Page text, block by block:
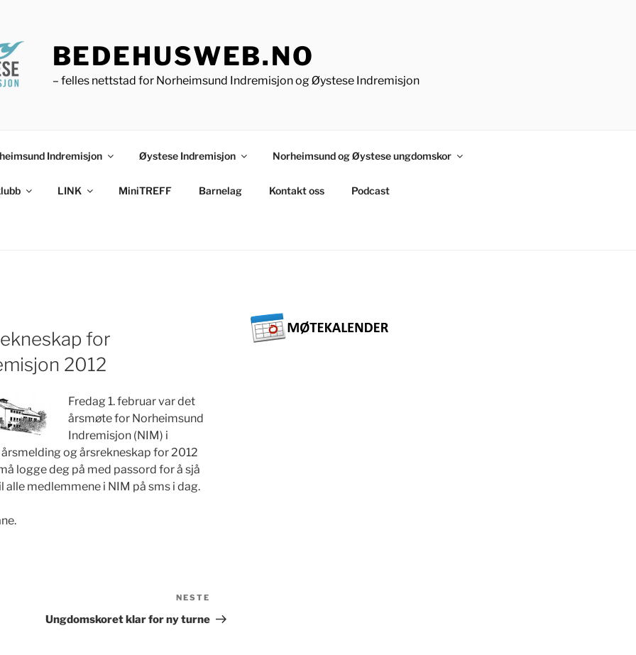
BEDEHUSWEB.NO
– felles nettstad for Norheimsund Indremisjon og Øystese Indremisjon
Indremisjon Øystese Indremisjon Norheimsund og Øystese ungdomskor
LINK MiniTREFF Barnelag Kontakt oss Podcast
for
2012
Fredag 1. februar var det
årsmøte for Norheimsund
Indremisjon (NIM) i
og årsrekneskap for 2012
logge deg på med passord for å sjå
medlemmene i NIM på sms i dag.
innlegg
NESTE
Ungdomskoret klar for ny turne